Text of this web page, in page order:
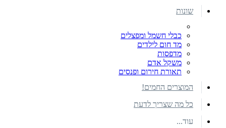
שונות
כבלי חשמל ומפצלים
מד חום לילדים
מדפסות
משקל אדם
תאורת חירום ופנסים
המוצרים החמים!
כל מה שצריך לדעת
עוד...